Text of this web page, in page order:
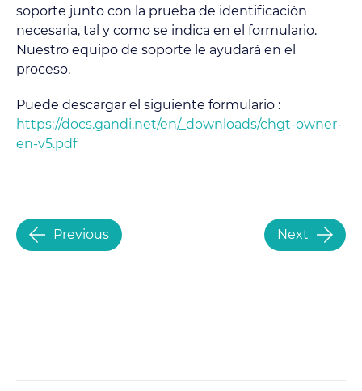
soporte junto con la prueba de identificación
necesaria, tal y como se indica en el formulario.
Nuestro equipo de soporte le ayudará en el
proceso.
Puede descargar el siguiente formulario :
https://docs.gandi.net/en/_downloads/chgt-owner-
en-v5.pdf
Previous Next